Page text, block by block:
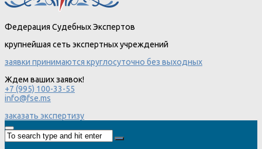
Федерация Судебных Экспертов
крупнейшая сеть экспертных учреждений
заявки принимаются круглосуточно без выходных
Ждем ваших заявок!
+7 (995) 100-33-55
info@fse.ms
заказать экспертизу